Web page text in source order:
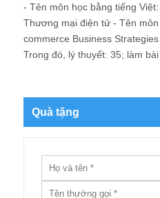
- Tên môn học bằng tiếng
Thương mại điện tử - Tên
commerce Business
Trong đó, lý thuyết: 35; làm bài
Quà tặng